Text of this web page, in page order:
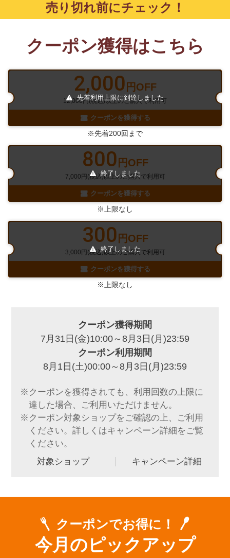
売り切れ前にチェック！
クーポン獲得はこちら
2,000 円OFF
12,000円(税込)以上のご購入で利用可
クーポンを獲得する
先着利用上限に到達しました
※先着200回まで
800 円OFF
7,000円(税込)以上のご購入で利用可
クーポンを獲得する
終了しました
※上限なし
300 円OFF
3,000円(税込)以上のご購入で利用可
クーポンを獲得する
終了しました
※上限なし
クーポン獲得期間
7月31日(金)10:00～8月3日(月)23:59
クーポン利用期間
8月1日(土)00:00～8月3日(月)23:59
※クーポンを獲得されても、利用回数の上限に
達した場合、ご利用いただけません。
※クーポン対象ショップをご確認の上、ご利用
ください。詳しくはキャンペーン詳細をご覧
ください。
対象ショップ
キャンペーン詳細
クーポンでお得に！
今月のピックアップ